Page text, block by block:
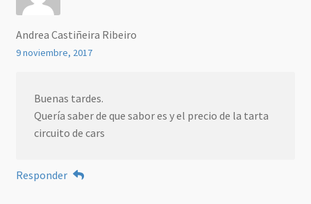
Andrea Castiñeira Ribeiro
9 noviembre, 2017
Buenas tardes.
Quería saber de que sabor es y el precio de la tarta
circuito de cars
Responder